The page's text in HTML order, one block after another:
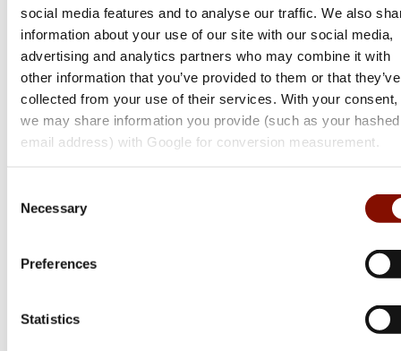
social media features and to analyse our traffic. We also
information about your use of our site with our social media,
advertising and analytics partners who may combine it with
other information that you’ve provided to them or that they’ve
collected from your use of their services. With your consent,
we may share information you provide (such as your hashed
email address) with Google for conversion measurement.
Selection
Necessary
Preferences
Statistics
Online: I lager Online: I lager
Abu Garcia